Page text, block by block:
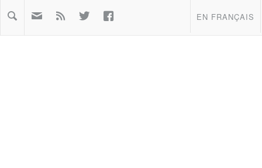
EN FRANÇAIS
  